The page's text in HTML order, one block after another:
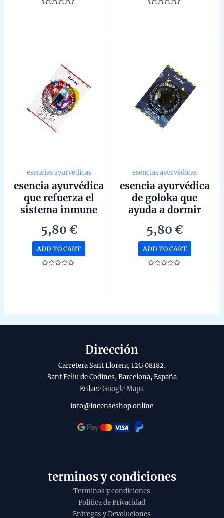
esencias ayurvédicas
esencia ayurvédica
que refuerza el
sistema inmune
propiedades
curativas 10ml
5,80 €
ADD TO CART
esencias ayurvédicas
esencia ayurvédica
de goloka que
ayuda a dormir
5,80€
ADD TO CART
Dirección
Carretera Sant Llorenç 12G 08182,
Sant Feliu de Codines, Barcelona, España
EnlaceGoogle Maps
info@incenseshop.online
terminos y condiciones
Terminos y condiciones
Politica de Privacidad
Entregas y Devoluciones